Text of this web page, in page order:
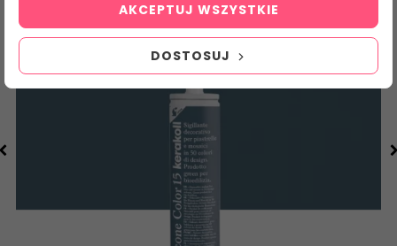
DOSTOSUJ
AKCEPTUJ WSZYSTKIE